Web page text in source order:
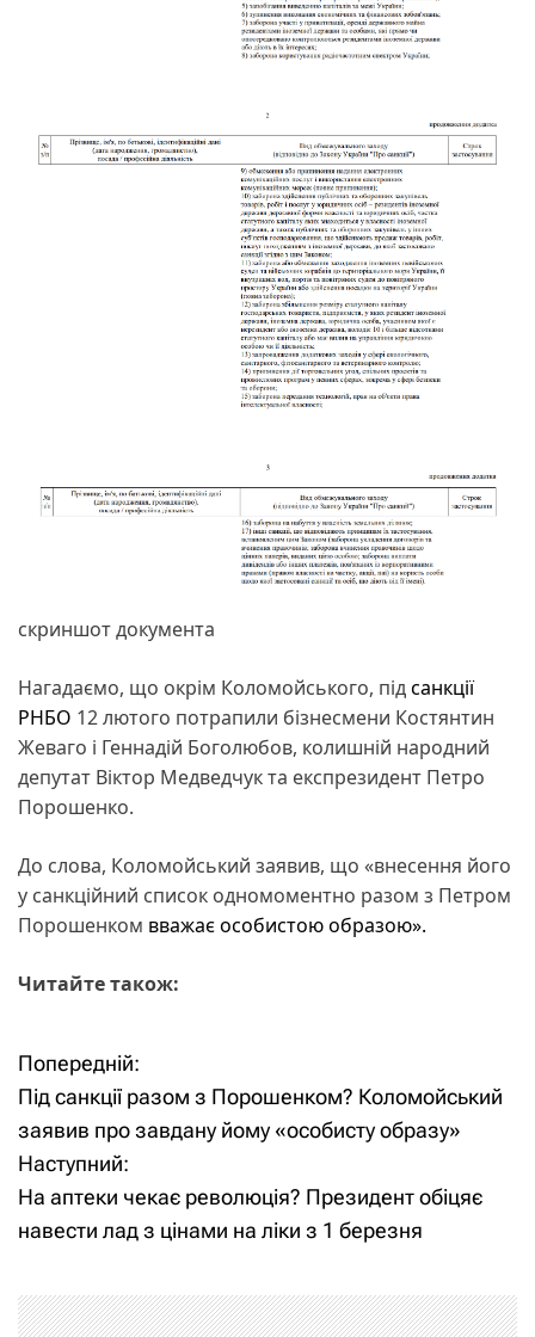
скриншот документа
Нагадаємо, що окрім Коломойського, підсанкції
РНБО 12 лютого потрапили бізнесмени Костянтин
Жеваго і Геннадій Боголюбов, колишній народний
депутат Віктор Медведчук та експрезидент Петро
Порошенко.
До слова, Коломойський заявив, що «внесення його
у санкційний список одномоментно разом з Петром
Порошенком вважає особистою образою».
Читайте також:
Н
а
в
і
а
Попередній:
Під санкції разом з Порошенком? Коломойський
заявив про завдану йому «особисту образу»
Наступний:
На аптеки чекає революція? Президент обіцяє
навести лад з цінами на ліки з 1 березня